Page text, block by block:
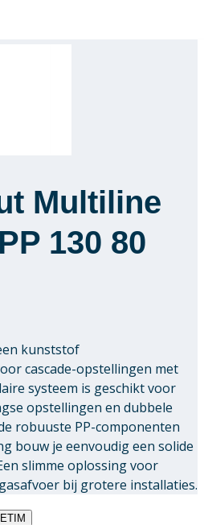
Multiline
130 80
kunststof
cascade-opstellingen met
systeem is geschikt voor
opstellingen en dubbele
robuuste PP-componenten
bouw je eenvoudig een solide
slimme oplossing voor
bij grotere installaties.
ETIM